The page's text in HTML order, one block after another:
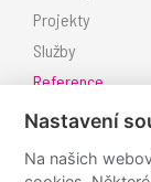
Projekty
Služby
Reference
Nastavení
Na našich